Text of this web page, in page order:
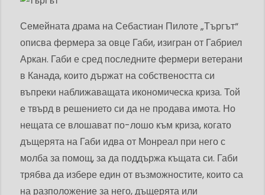
Семейната драма на Себастиан Пилоте „Търгът“
описва фермера за овце Габи, изигран от Габриел
Аркан. Габи е сред последните фермери ветерани
в Канада, които държат на собствеността си
въпреки наближаващата икономическа криза. Той
е твърд в решението си да не продава имота. Но
нещата се влошават по-лошо към криза, когато
дъщерята на Габи идва от Монреал при него с
молба за помощ, за да поддържа къщата си. Габи
трябва да избере един от възможностите, които са
на разположение за него, дъщерята или